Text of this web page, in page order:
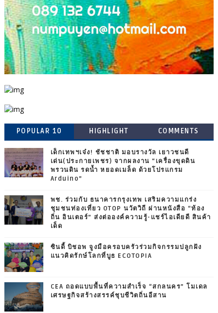
POPULAR 10 HIGHLIGHT COMMENTS
เด็กเทพฯเจ๋ง! ชัชชาติ มอบรางวัล เยาวชนดี
เด่น(ประกายเพชร) จากผลงาน “เครื่องขุดดิน
พรวนดิน รดน้ำ หยอดเมล็ด ด้วยโปรแกรม
Arduino”
พช. ร่วมกับ ธนาคารกรุงเทพ เสริมความแกร่ง
ชุมชนท่องเที่ยว OTOP นวัตวิถี ผ่านหนังสือ “ท้อง
ถิ่น อินเตอร์” ส่งต่อองค์ความรู้-แชร์ไอเดียดี สินค้า
เด็ด
ซินดี้ บิชอพ จูงมือครอบครัวร่วมกิจกรรมปลูกฝัง
แนวคิดรักษ์โลกที่บูธ ECOTOPIA
CEA ถอดแบบพื้นที่ความสำเร็จ “สกลนคร” โมเดล
เศรษฐกิจสร้างสรรค์ชุบชีวิตถิ่นอีสาน